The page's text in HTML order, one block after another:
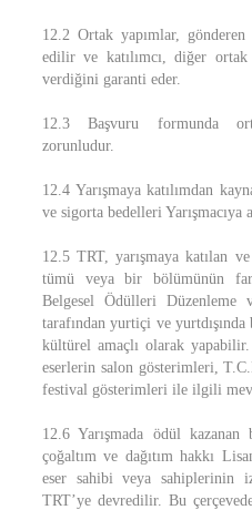
12.2 Ortak yapımlar,
edilir ve katılımcı, diğer ortak
verdiğini garanti eder.
12.3 Başvuru formunda
zorunludur.
12.4 Yarışmaya katılımdan
ve sigorta bedelleri Yarışmacıya
12.5 TRT, yarışmaya katılan
tümü veya bir bölümünün
Belgesel Ödülleri Düzenleme
tarafından yurtiçi ve
kültürel amaçlı olarak
eserlerin salon gösterimleri,
festival gösterimleri ile ilgili
12.6 Yarışmada ödül
çoğaltım ve dağıtım hakkı
eser sahibi veya sahiplerinin
TRT’ye devredilir. Bu